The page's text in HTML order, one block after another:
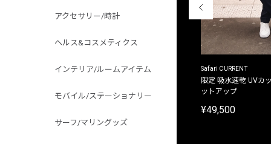
アクセサリー/時計
ヘルス&コスメティクス
インテリア/ルームアイテム
モバイル/ステーショナリー
サーフ/マリングッズ
Safari CURRENT
限定 吸水速乾 UVカ
ットアップ
¥49,500